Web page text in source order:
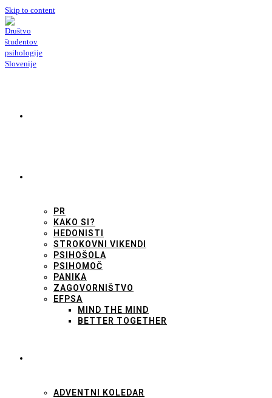
Skip to content
PR
KAKO SI?
HEDONISTI
STROKOVNI VIKENDI
PSIHOŠOLA
PSIHOMOČ
PANIKA
ZAGOVORNIŠTVO
EFPSA
MIND THE MIND
BETTER TOGETHER
ADVENTNI KOLEDAR